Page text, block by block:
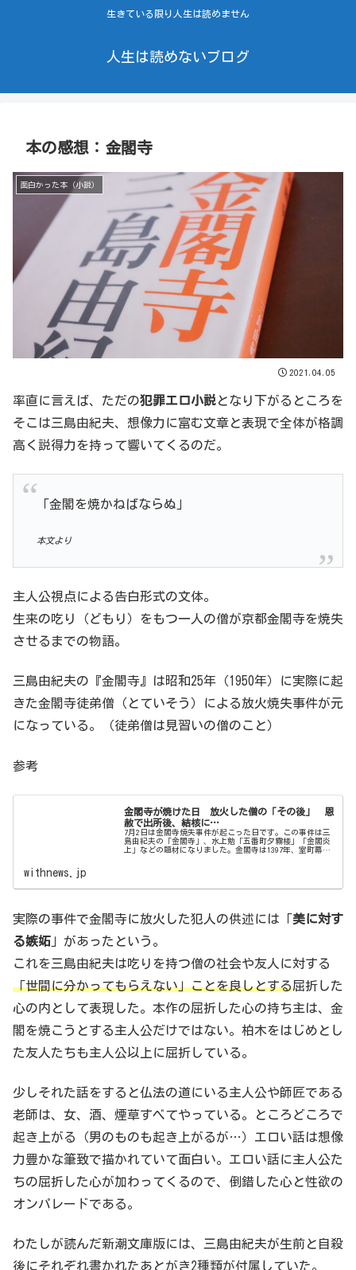
生きている限り人生は読めません
人生は読めないブログ
本の感想：金閣寺
面白かった本（小説）
2021.04.05
率直に言えば、ただの犯罪エロ小説となり下がるところを
そこは三島由紀夫、想像力に富む文章と表現で全体が格調
高く説得力を持って響いてくるのだ。
「金閣を焼かねばならぬ」
本文より
主人公視点による告白形式の文体。
生来の吃り（どもり）をもつ一人の僧が京都金閣寺を焼失
させるまでの物語。
三島由紀夫の『金閣寺』は昭和25年（1950年）に実際に起
きた金閣寺徒弟僧（とていそう）による放火焼失事件が元
になっている。（徒弟僧は見習いの僧のこと）
参考
金閣寺が焼けた日 放火した僧の「その後」 恩
赦で出所後、結核に…
7月2日は金閣寺焼失事件が起こった日です。この事件は三
島由紀夫の「金閣寺」、水上勉「五番町夕霧楼」「金閣炎
上」などの題材になりました。金閣寺は1397年、室町幕府
withnews.jp
実際の事件で金閣寺に放火した犯人の供述には「美に対す
る嫉妬 」があったという。
これを三島由紀夫は吃りを持つ僧の社会や友人に対する
「世間に分かってもらえない」ことを良しとする屈折した
心の内として表現した。本作の屈折した心の持ち主は、金
閣を焼こうとする主人公だけではない。柏木をはじめとし
た友人たちも主人公以上に屈折している。
少しそれた話をすると仏法の道にいる主人公や師匠である
老師は、女、酒、煙草すべてやっている。ところどころで
起き上がる（男のものも起き上がるが…）エロい話は想像
力豊かな筆致で描かれていて面白い。エロい話に主人公た
ちの屈折した心が加わってくるので、倒錯した心と性欲の
オンパレードである。
わたしが読んだ新潮文庫版には、三島由紀夫が生前と自殺
後にそれぞれ書かれたあとがき2種類が付属していた。